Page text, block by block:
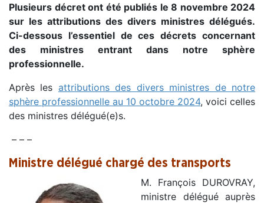
Plusieurs décret ont été publiés le 8 novembre 2024
sur les attributions des divers ministres délégués.
Ci-dessous l’essentiel de ces décrets concernant
des ministres entrant dans notre sphère
professionnelle.
Après les attributions des divers ministres de notre
sphère professionnelle au 10 octobre 2024, voici celles
des ministres délégué(e)s.
– – –
Ministre délégué chargé des transports
M. François DUROVRAY,
ministre délégué auprès